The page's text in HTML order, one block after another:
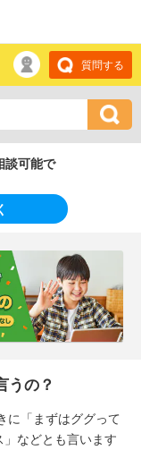
質問する
談可能で
うの？
に「まずはググって
などとも言います